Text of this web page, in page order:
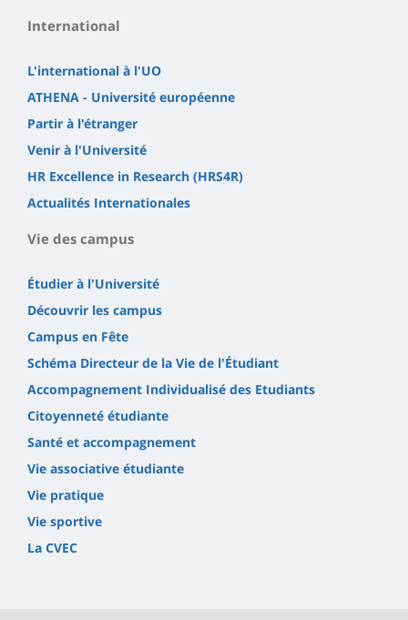
International
L'international à l'UO
ATHENA - Université européenne
Partir à l'étranger
Venir à l'Université
HR Excellence in Research (HRS4R)
Actualités Internationales
Vie des campus
Étudier à l'Université
Découvrir les campus
Campus en Fête
Schéma Directeur de la Vie de l'Étudiant
Accompagnement Individualisé des Etudiants
Citoyenneté étudiante
Santé et accompagnement
Vie associative étudiante
Vie pratique
Vie sportive
La CVEC